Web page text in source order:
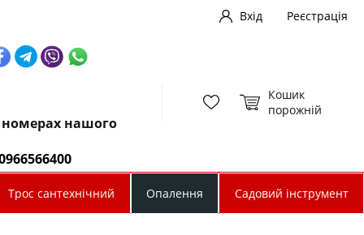
Вхід
Реєстрація
номерах нашого
Кошик
порожній
Трос сантехнічний Опалення Садовий інструмент